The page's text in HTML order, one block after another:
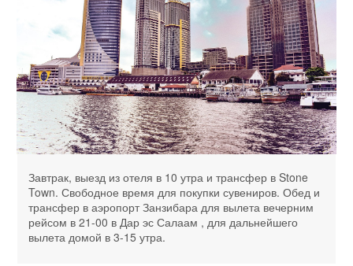
Завтрак, выезд из отеля в 10 утра и трансфер в Stone
Town. Свободное время для покупки сувениров. Обед и
трансфер в аэропорт Занзибара для вылета вечерним
рейсом в 21-00 в Дар эс Салаам , для дальнейшего
вылета домой в 3-15 утра.